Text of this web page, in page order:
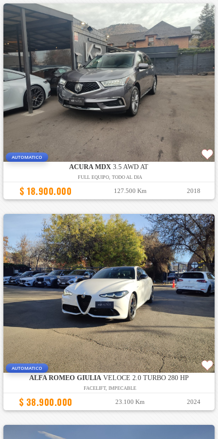
AUTOMATICO
ACURA MDX 3.5 AWD AT
FULL EQUIPO, TODO AL DIA
$ 18.900.000 127.500 Km 2018
AUTOMATICO
ALFA ROMEO GIULIAVELOCE 2.0 TURBO 280 HP
FACELIFT, IMPECABLE
$ 38.900.000 23.100 Km 2024